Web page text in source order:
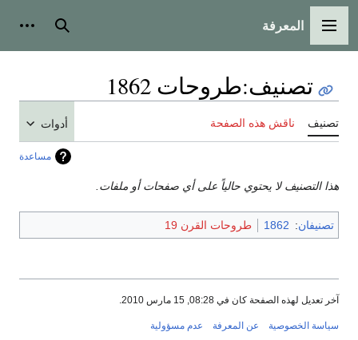
القائمة الرئيسية
المعرفة بحث
تصنيف:طروحات 1862
تصنيف ناقش هذه الصفحة أدوات
مساعدة
هذا التصنيف لا يحتوي حالياً على أي صفحات أو ملفات.
تصنيفان:
1862 طروحات القرن 19
آخر تعديل لهذه الصفحة كان في 08:28, 15 مارس 2010.
سياسة الخصوصية عن المعرفة عدم مسؤولية